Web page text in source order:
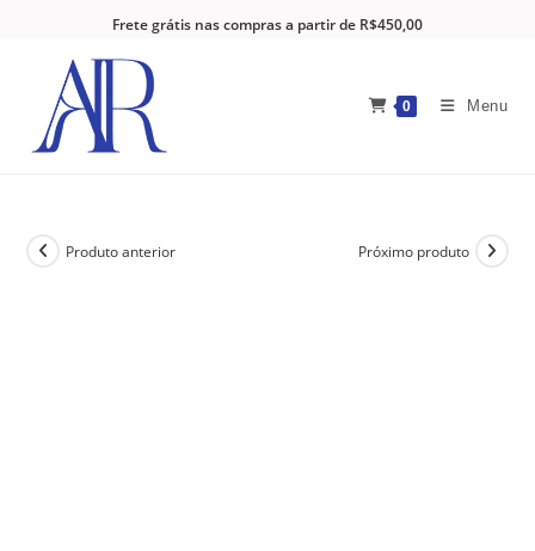
Frete grátis nas compras a partir de R$450,00
0 Menu
Produto anterior Próximo produto